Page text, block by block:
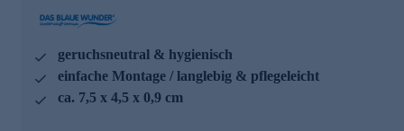
langlebig und pflegeleicht
Jetzt gleich bequem online bestellen.
geruchsneutral & hygienisch
einfache Montage / langlebig & pflegeleicht
ca. 7,5 x 4,5 x 0,9 cm